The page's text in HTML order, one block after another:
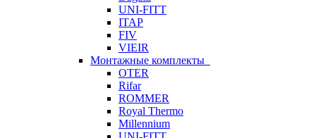
UNI-FITT
ITAP
FIV
VIEIR
Монтажные комплекты
OTER
Rifar
ROMMER
Royal Thermo
Millennium